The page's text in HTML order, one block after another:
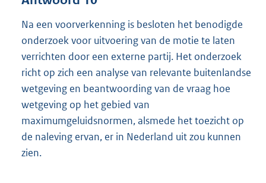
Na een voorverkenning is besloten het benodigde
onderzoek voor uitvoering van de motie te laten
verrichten door een externe partij. Het onderzoek
richt op zich een analyse van relevante buitenlandse
wetgeving en beantwoording van de vraag hoe
wetgeving op het gebied van
maximumgeluidsnormen, alsmede het toezicht op
de naleving ervan, er in Nederland uit zou kunnen
zien.